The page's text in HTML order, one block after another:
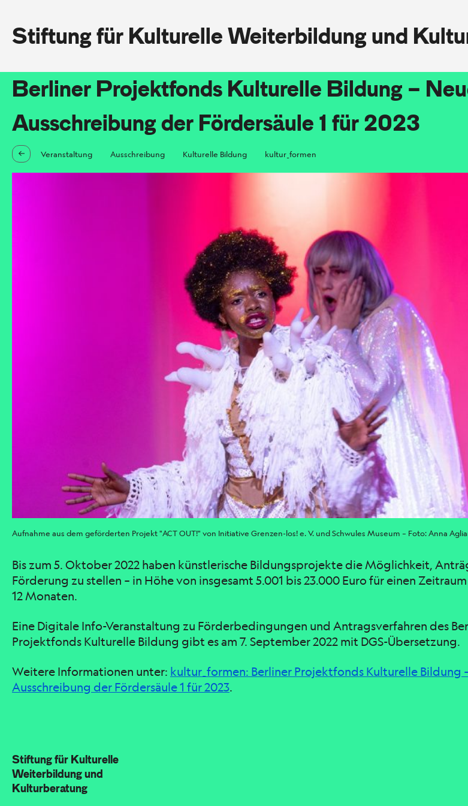
Stiftung für Kulturelle Weiterbildung und
Berliner Projektfonds Kulturelle Bildung –
Ausschreibung der Fördersäule 1 für 2023
Veranstaltung Ausschreibung Kulturelle Bildung kultur_formen
Aufnahme aus dem geförderten Projekt "ACT OUT!" von Initiative Grenzen-los! e. V. und Schwules Museum – Foto: Anna
Bis zum 5. Oktober 2022 haben künstlerische Bildungsprojekte die Möglichkeit,
Förderung zu stellen – in Höhe von insgesamt 5.001 bis 23.000 Euro für einen
12 Monaten.
Eine Digitale Info-Veranstaltung zu Förderbedingungen und Antragsverfahren des
Projektfonds Kulturelle Bildung gibt es am 7. September 2022 mit DGS-Übersetzung.
Weitere Informationen unter: kultur_formen: Berliner Projektfonds Kulturelle Bildung
Ausschreibung der Fördersäule 1 für 2023.
Stiftung für Kulturelle
Weiterbildung und
Kulturberatung